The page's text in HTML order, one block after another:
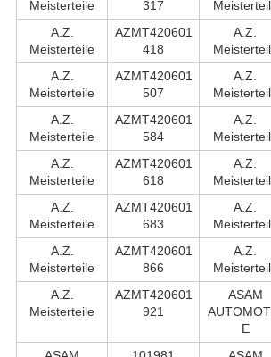
Meisterteile
317
A.Z.
Meisterteile
AZMT420601
418
A.Z.
A.Z.
Meisterteile
AZMT420601
507
A.Z.
A.Z.
Meisterteile
AZMT420601
584
A.Z.
A.Z.
Meisterteile
AZMT420601
618
A.Z.
A.Z.
Meisterteile
AZMT420601
683
A.Z.
A.Z.
Meisterteile
AZMT420601
866
A.Z.
A.Z.
Meisterteile
AZMT420601
921
ASAM
E